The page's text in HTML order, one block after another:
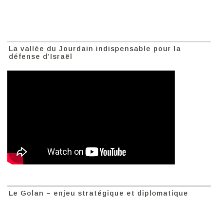
La vallée du Jourdain indispensable pour la
défense d’Israël
Le Golan – enjeu stratégique et diplomatique